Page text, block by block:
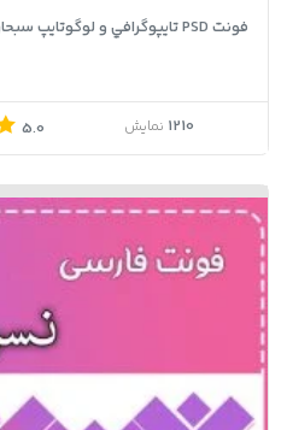
فونت PSD تايپوگرافي و لوگوتايپ سبحان
1210 نمایش 5.0